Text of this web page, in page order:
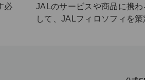
必
JALのサービスや商品に携
して、JALフィロソフィを策